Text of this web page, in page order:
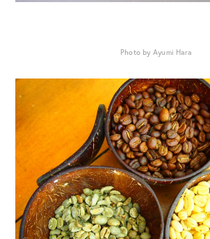
Photo by Ayumi Hara